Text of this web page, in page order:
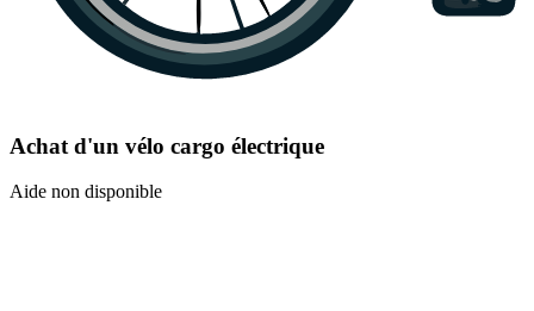
Achat d'un vélo cargo électrique
Aide non disponible